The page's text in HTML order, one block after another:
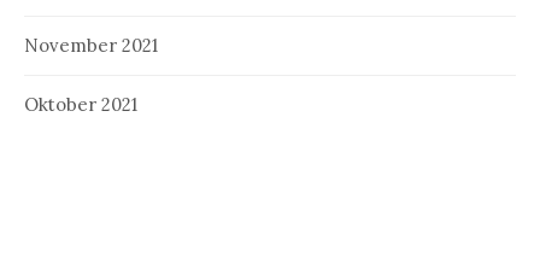
November 2021
Oktober 2021